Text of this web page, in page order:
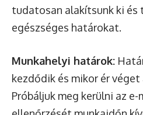
tudatosan alakítsunk ki és
egészséges határokat.
Munkahelyi határok:
kezdődik és mikor ér véget
Próbáljuk meg kerülni az